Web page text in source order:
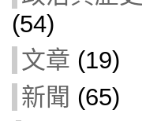
(54)
文章 (19)
新聞 (65)